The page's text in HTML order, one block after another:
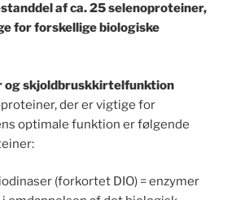
af ca. 25 selenoproteiner,
for forskellige biologiske
og skjoldbruskkirtelfunktion
der er vigtige for
optimale funktion er følgende
(forkortet DIO) = enzymer